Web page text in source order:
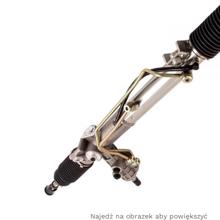
Najedź na obrazek aby powiększyć